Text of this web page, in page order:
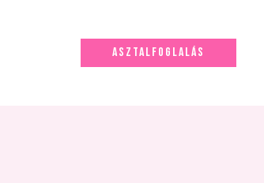
ASZTALFOGLALÁS